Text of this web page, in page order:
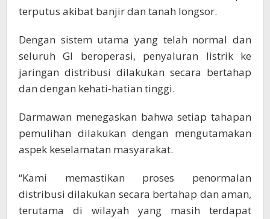
terputus akibat banjir dan tanah longsor.
Dengan sistem utama yang telah normal dan
seluruh GI beroperasi, penyaluran listrik ke
jaringan distribusi dilakukan secara bertahap
dan dengan kehati-hatian tinggi.
Darmawan menegaskan bahwa setiap tahapan
pemulihan dilakukan dengan mengutamakan
aspek keselamatan masyarakat.
“Kami memastikan proses penormalan
distribusi dilakukan secara bertahap dan aman,
terutama di wilayah yang masih terdapat